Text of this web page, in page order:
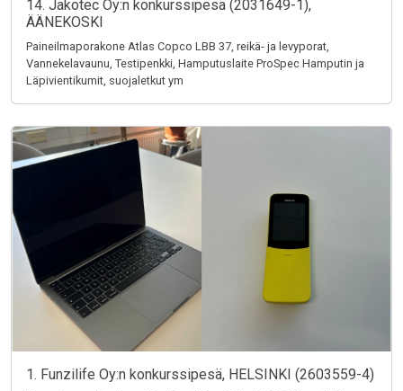
14. Jakotec Oy:n konkurssipesä (2031649-1),
ÄÄNEKOSKI
Paineilmaporakone Atlas Copco LBB 37, reikä- ja levyporat,
Vannekelavaunu, Testipenkki, Hamputuslaite ProSpec Hamputin ja
Läpivientikumit, suojaletkut ym
1. Funzilife Oy:n konkurssipesä, HELSINKI (2603559-4)